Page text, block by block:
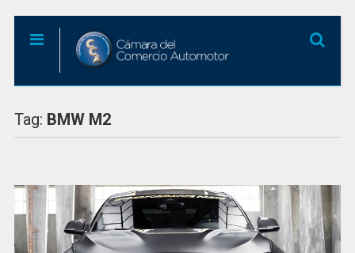
Tag: BMW M2